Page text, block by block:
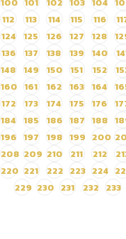
112 113 114 115 116
124 125 126 127 128
136 137 138 139 140
148 149 150 151 152
160 161 162 163 164
172 173 174 175 176
184 185 186 187 188
196 197 198 199 200
208 209 210 211 212
220 221 222 223 224
229 230 231 232 233